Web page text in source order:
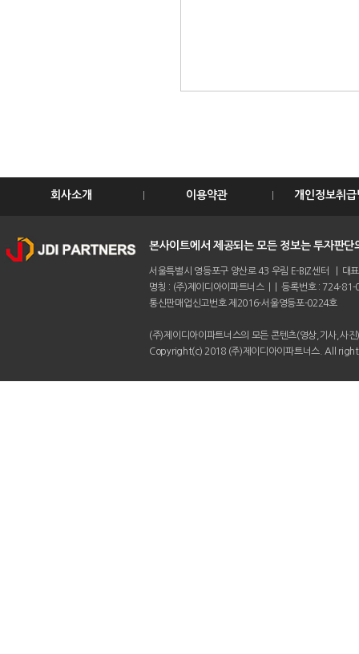
회사소개 이용약관 개인정보취급
본사이트에서 제공되는 모든 정보는 투자판
서울특별시 영등포구 양산로 43 우림 E-BIZ센터 |
명칭 : (주)제이디아이파트너스 | | 등록번호 : 724-
통신판매업신고번호 제2016-서울영등포-0224호
(주)제이디아이파트너스의 모든 콘텐츠(영상,기사,사
Copyright(c) 2018 (주)제이디아이파트너스. All